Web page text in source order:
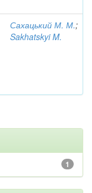
Сахацький М. М.;
Sakhatskyi M.
1